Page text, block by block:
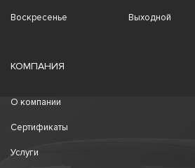
Воскресенье Выходной
КОМПАНИЯ
О компании
Сертификаты
Услуги